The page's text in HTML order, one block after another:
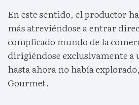
En este sentido, el productor
más atreviéndose a entrar
complicado mundo de la
dirigiéndose exclusivamente a
hasta ahora no había
Gourmet.